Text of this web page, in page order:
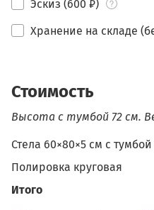
Эскиз (600 ₽)
Хранение на складе
Стоимость
Высота с тумбой 72 см.
Стела 60×80×5 см c тумбой
Полировка круговая
Итого